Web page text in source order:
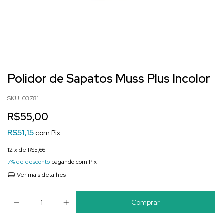
Polidor de Sapatos Muss Plus Incolor
SKU: 03781
R$55,00
R$51,15 com Pix
12 x de R$5,66
7% de desconto pagando com Pix
Ver mais detalhes